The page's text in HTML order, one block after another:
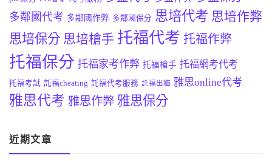
多鄰國代考 多鄰國作弊 多鄰國保分 思培代考 思培作弊
思培保分 思培槍手 托福代考 托福作弊
托福保分 托福家考作弊 托福槍手 托福網考代考
托福考試 託福cheating 託福代考服務 託福出貓 雅思online代考
雅思代考 雅思作弊 雅思保分
近期文章